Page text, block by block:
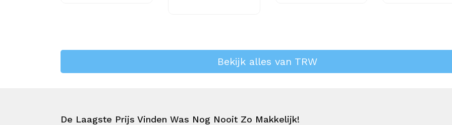
Bekijk alles van TRW
De Laagste Prijs Vinden Was Nog Nooit Zo Makkelijk!